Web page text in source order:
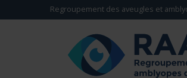
Aller directement au contenu
Regroupement des aveugles et